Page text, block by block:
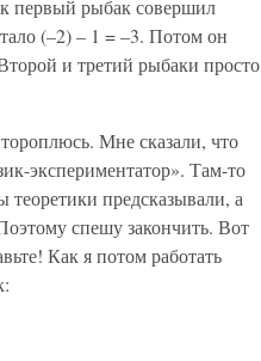
первый рыбак совершил
(–2) – 1 = –3. Потом он
и третий рыбаки просто
Мне сказали, что
экспериментатор». Там-то
теоретики предсказывали, а
спешу закончить. Вот
Как я потом работать